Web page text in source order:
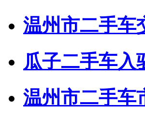
温州市二手车
瓜子二手车入
温州市二手车